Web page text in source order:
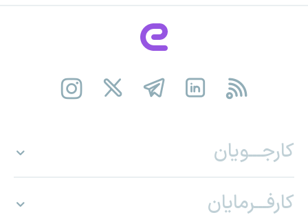
کارجـــویان
کارفـــرمایان